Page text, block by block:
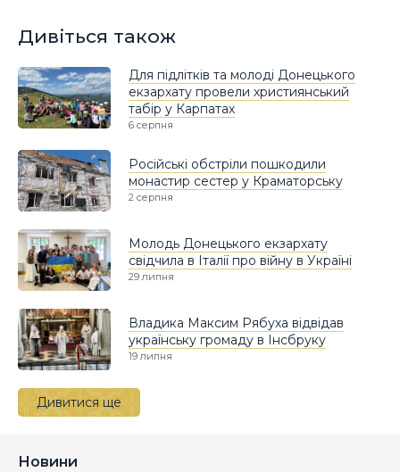
Дивіться також
Для підлітків та молоді Донецького
екзархату провели християнський
табір у Карпатах
6 серпня
Російські обстріли пошкодили
монастир сестер у Краматорську
2 серпня
Молодь Донецького екзархату
свідчила в Італії про війну в Україні
29 липня
Владика Максим Рябуха відвідав
українську громаду в Інсбруку
19 липня
Дивитися ще
Новини